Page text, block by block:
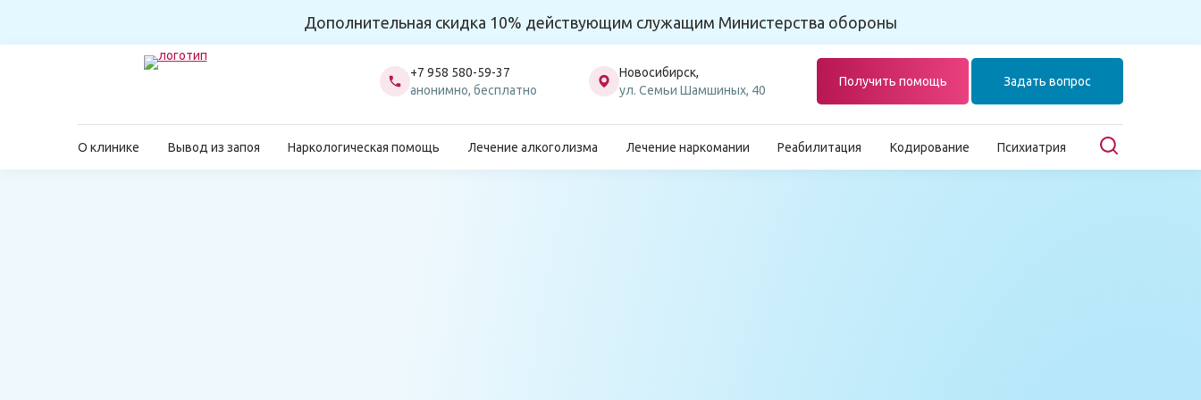
Дополнительная скидка 10% действующим служащим Министерства обороны
+7 958 580-59-37
анонимно, бесплатно
Новосибирск,
ул. Семьи Шамшиных, 40
Получить помощь Задать вопрос
О клинике Вывод из запоя Наркологическая помощь Лечение алкоголизма Лечение наркомании Реабилитация Кодирование Психиатрия